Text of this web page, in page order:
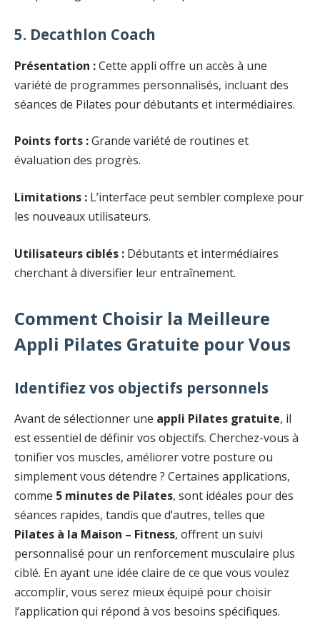
5. Decathlon Coach
Présentation :Cette appli offre un accès à une
variété de programmes personnalisés, incluant des
séances de Pilates pour débutants et intermédiaires.
Points forts :Grande variété de routines et
évaluation des progrès.
Limitations : L’interface peut sembler complexe pour
les nouveaux utilisateurs.
Utilisateurs ciblés : Débutants et intermédiaires
cherchant à diversifier leur entraînement.
Comment Choisir la Meilleure
Appli Pilates Gratuite pour Vous
Identifiez vos objectifs personnels
Avant de sélectionner une appli Pilates gratuite, il
est essentiel de définir vos objectifs. Cherchez-vous à
tonifier vos muscles, améliorer votre posture ou
simplement vous détendre ? Certaines applications,
comme 5 minutes de Pilates, sont idéales pour des
séances rapides, tandis que d’autres, telles que
Pilates à la Maison – Fitness, offrent un suivi
personnalisé pour un renforcement musculaire plus
ciblé. En ayant une idée claire de ce que vous voulez
accomplir, vous serez mieux équipé pour choisir
l’application qui répond à vos besoins spécifiques.